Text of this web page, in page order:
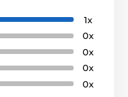
Batérie
1x
0x
0x
0x
0x